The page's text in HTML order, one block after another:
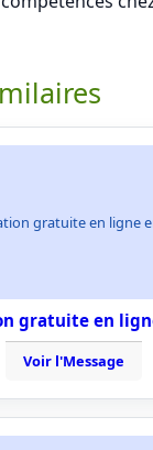
gratuite en ligne
gratuite en
Voir l'Message